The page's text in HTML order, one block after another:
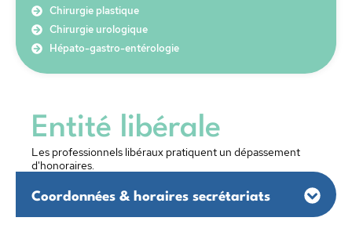
Chirurgie plastique
Chirurgie urologique
Hépato-gastro-entérologie
Entité libérale
Les professionnels libéraux pratiquent un dépassement
d'honoraires.
Coordonnées & horaires secrétariats